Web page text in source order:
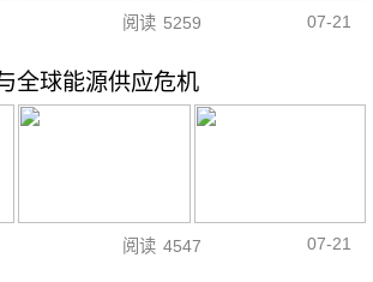
阅读 5259 07-21
全球能源供应危机
阅读 4547 07-21